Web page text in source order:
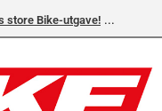
store Bike-utgave!